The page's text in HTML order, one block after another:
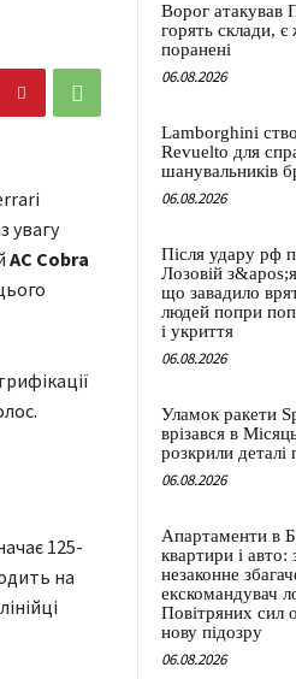
увагу
AC Cobra
125-
на
Ворог атакував
горять склади, є
поранені
06.08.2026
Lamborghini
Revuelto для
шанувальників
06.08.2026
Після удару рф
Лозовій
що завадило
людей попри
і укриття
06.08.2026
Уламок ракети
врізався в
розкрили деталі
06.08.2026
Апартаменти в
квартири і авто:
незаконне
екскомандувач
Повітряних сил
нову підозру
06.08.2026